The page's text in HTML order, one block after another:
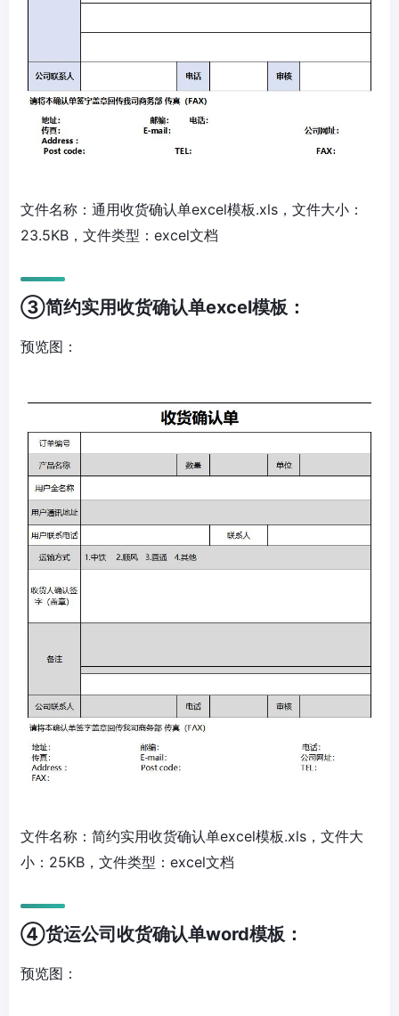
文件名称：通用收货确认单excel模板.xls，文件大小：
23.5KB，文件类型：excel文档
③简约实用收货确认单excel模板：
预览图：
文件名称：简约实用收货确认单excel模板.xls，文件大
小：25KB，文件类型：excel文档
④货运公司收货确认单word模板：
预览图：